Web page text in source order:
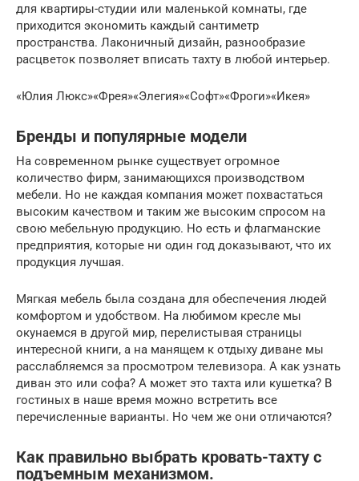
для квартиры-студии или маленькой комнаты, где
приходится экономить каждый сантиметр
пространства. Лаконичный дизайн, разнообразие
расцветок позволяет вписать тахту в любой интерьер.
«Юлия Люкс»«Фрея»«Элегия»«Софт»«Фроги»«Икея»
Бренды и популярные модели
На современном рынке существует огромное
количество фирм, занимающихся производством
мебели. Но не каждая компания может похвастаться
высоким качеством и таким же высоким спросом на
свою мебельную продукцию. Но есть и флагманские
предприятия, которые ни один год доказывают, что их
продукция лучшая.
Мягкая мебель была создана для обеспечения людей
комфортом и удобством. На любимом кресле мы
окунаемся в другой мир, перелистывая страницы
интересной книги, а на манящем к отдыху диване мы
расслабляемся за просмотром телевизора. А как узнать
диван это или софа? А может это тахта или кушетка? В
гостиных в наше время можно встретить все
перечисленные варианты. Но чем же они отличаются?
Как правильно выбрать кровать-тахту с
подъемным механизмом.